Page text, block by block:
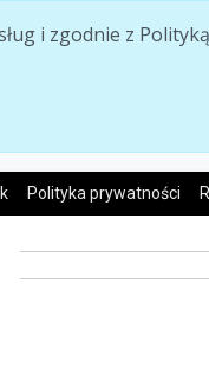
i zgodnie z
Polityka prywatności